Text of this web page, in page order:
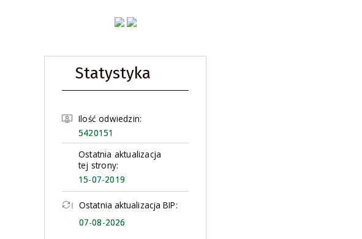
Statystyka
Ilość odwiedzin:
5420151
Ostatnia aktualizacja
tej strony:
15-07-2019
Ostatnia aktualizacja BIP:
07-08-2026